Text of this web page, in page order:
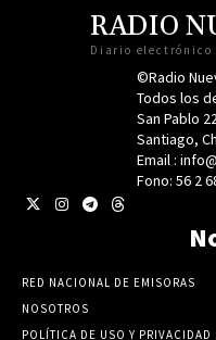
RADIO
Diario electrónico
©Radio
Todos los
San Pablo
Santiago,
Email :
Fono: 56 2
RED NACIONAL DE EMISORAS
NOSOTROS
POLÍTICA DE USO Y PRIVACIDAD